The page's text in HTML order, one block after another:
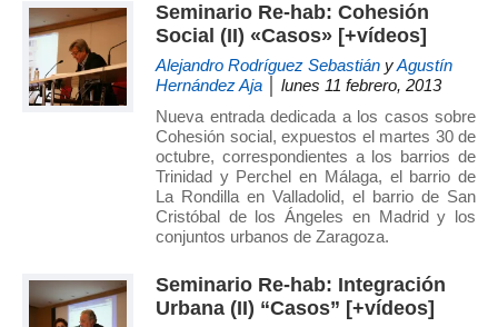
Seminario Re-hab: Cohesión
Social (II) «Casos» [+vídeos]
Alejandro Rodríguez Sebastián yAgustín
Hernández Aja │ lunes 11 febrero, 2013
Nueva entrada dedicada a los casos sobre
Cohesión social, expuestos el martes 30 de
octubre, correspondientes a los barrios de
Trinidad y Perchel en Málaga, el barrio de
La Rondilla en Valladolid, el barrio de San
Cristóbal de los Ángeles en Madrid y los
conjuntos urbanos de Zaragoza.
Seminario Re-hab: Integración
Urbana (II) “Casos” [+vídeos]